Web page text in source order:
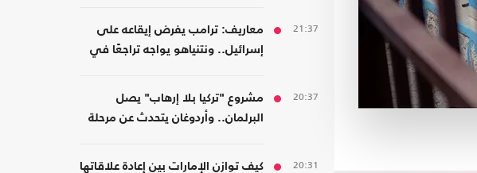
21:37
معاريف: ترامب يفرض إيقاعه على
إسرائيل.. ونتنياهو يواجه تراجعًا في
20:37
مشروع "تركيا بلا إرهاب" يصل
البرلمان.. وأردوغان يتحدث عن مرحلة
20:31
كيف توازن الإمارات بين إعادة علاقاتها